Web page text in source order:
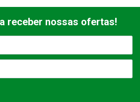
receber nossas ofertas!